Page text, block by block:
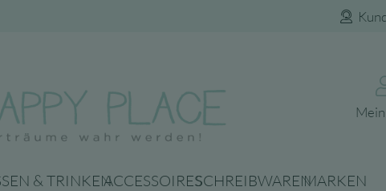
& TRINKENACCESSOIRESSCHREIBWARENMARKEN